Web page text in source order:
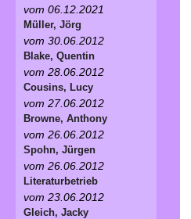
vom 06.12.2021
Müller, Jörg
vom 30.06.2012
Blake, Quentin
vom 28.06.2012
Cousins, Lucy
vom 27.06.2012
Browne, Anthony
vom 26.06.2012
Spohn, Jürgen
vom 26.06.2012
Literaturbetrieb
vom 23.06.2012
Gleich, Jacky